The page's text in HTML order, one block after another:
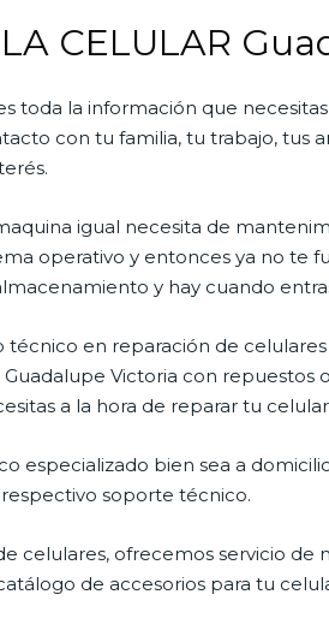
CELULAR
toda la información que
con tu familia, tu trabajo, tus
igual necesita de
operativo y entonces ya no te
y hay cuando
en reparación de
Victoria con repuestos
a la hora de reparar tu
especializado bien sea a
soporte técnico.
celulares, ofrecemos servicio
de accesorios para tu